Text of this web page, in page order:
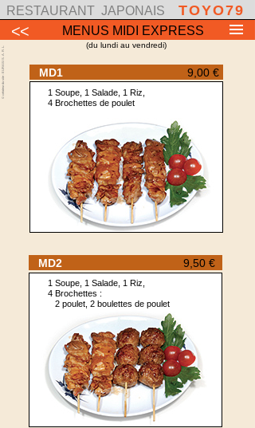
RESTAURANT JAPONAIS
MENUS MIDI EXPRESS
<<
© créateur du site : EURASI S. A. R. L.
(du lundi au vendredi)
MD1 9,00 €
1 Soupe, 1 Salade, 1 Riz,
4 Brochettes de poulet
MD2 9,50 €
1 Soupe, 1 Salade, 1 Riz,
4 Brochettes :
2 poulet, 2 boulettes de poulet
TOYO79